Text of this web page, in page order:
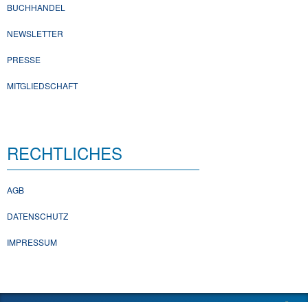
BUCHHANDEL
NEWSLETTER
PRESSE
MITGLIEDSCHAFT
RECHTLICHES
AGB
DATENSCHUTZ
IMPRESSUM